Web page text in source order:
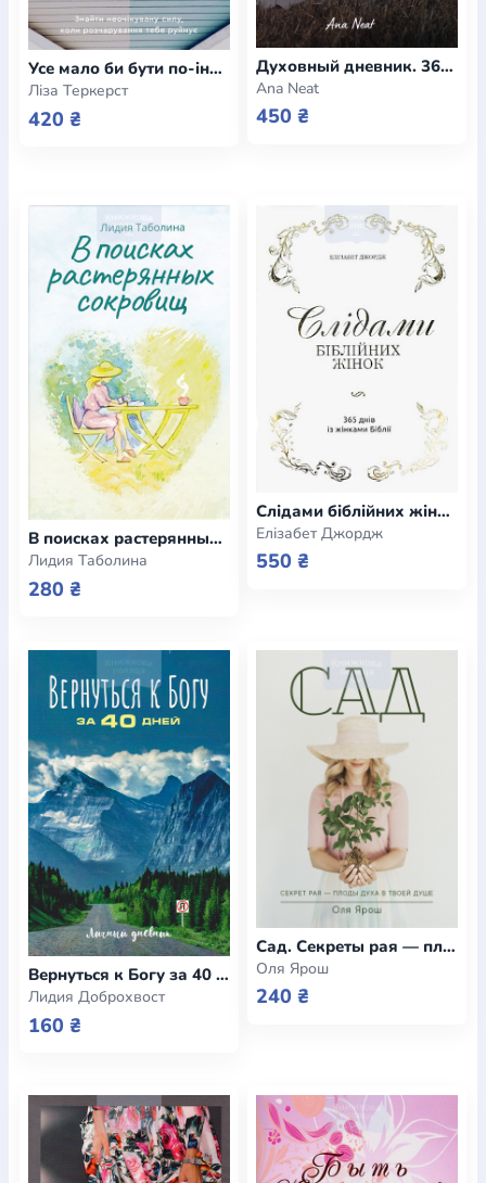
Усе мало би бути по-іншому
Ліза Теркерст
420 ₴
Духовный дневник. 365 уроков от Бога
Ana Neat
450 ₴
В поисках растерянных сокровищ
Лидия Таболина
280 ₴
Слідами біблійних жінок. 365 днів із жінками Біблії
Елізабет Джордж
550 ₴
Вернуться к Богу за 40 дней. Личный дневник
Лидия Доброхвост
160 ₴
Сад. Секреты рая — плоды духа в твоей душе
Оля Ярош
240 ₴